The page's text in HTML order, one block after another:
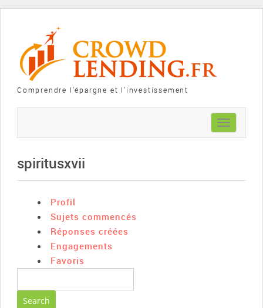
Comprendre l'épargne et l'investissement
Toggle
navigation
spiritusxvii
Profil
Sujets commencés
Réponses créées
Engagements
Favoris